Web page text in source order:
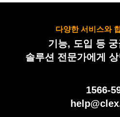
다양한 서비스와
기능, 도입 등
솔루션 전문가에게
1566-